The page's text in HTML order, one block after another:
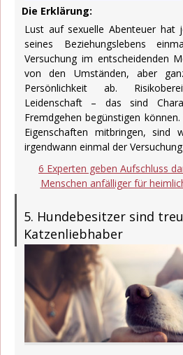
Die Erklärung:
Lust auf sexuelle Abenteuer hat
seines Beziehungslebens
Versuchung im entscheidenden
von den Umständen, aber
Persönlichkeit ab.
Leidenschaft – das sind
Fremdgehen begünstigen
Eigenschaften mitbringen, sind
irgendwann einmal der
6 Experten geben Aufschluss
Menschen anfälliger für
5. Hundebesitzer sind
Katzenliebhaber